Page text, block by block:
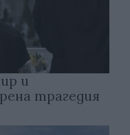
и
трагедия